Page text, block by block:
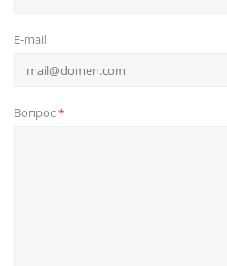
E-mail
Вопрос*